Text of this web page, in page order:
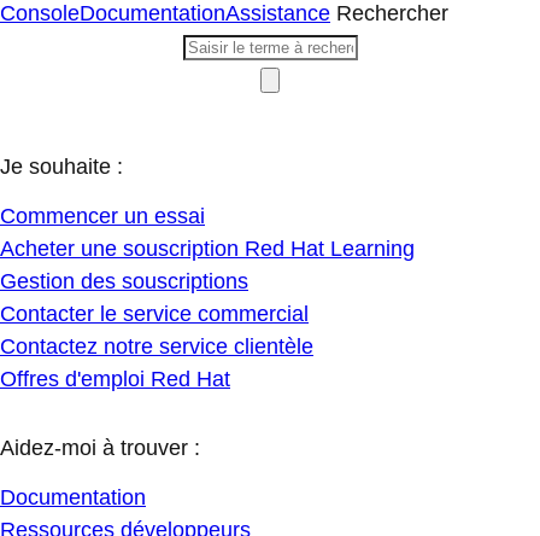
ConsoleDocumentationAssistance Rechercher
Je souhaite :
Commencer un essai
Acheter une souscription Red Hat Learning
Gestion des souscriptions
Contacter le service commercial
Contactez notre service clientèle
Offres d'emploi Red Hat
Aidez-moi à trouver :
Documentation
Ressources développeurs